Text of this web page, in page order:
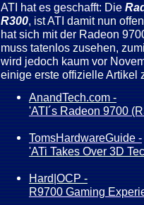
ATI hat es geschafft: Die
R300, ist ATI damit nun
hat sich mit der Radeon
muss tatenlos zusehen,
wird jedoch kaum vor
einige erste offizielle Artikel
AnandTech.com -
'ATI´s Radeon 9700
TomsHardwareGuide -
'ATi Takes Over 3D
Hard|OCP -
R9700 Gaming